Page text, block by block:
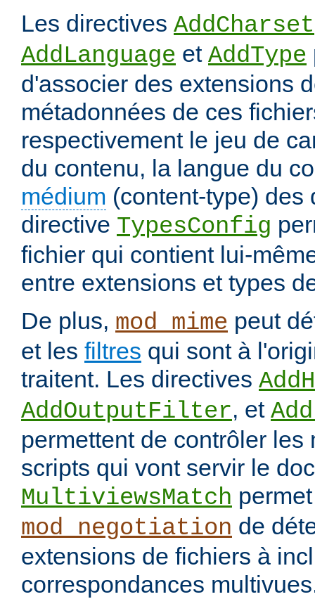
Les directives AddCharset
AddLanguage et AddType
d'associer des extensions
métadonnées de ces
respectivement le jeu de
du contenu, la langue du
médium (content-type) des
directive TypesConfig
fichier qui contient lui-
entre extensions et types
De plus, mod_mime peut
et les filtres qui sont à
traitent. Les directives
AddOutputFilter, et
permettent de contrôler les
scripts qui vont servir le
MultiviewsMatch
mod_negotiation de
extensions de fichiers à
correspondances